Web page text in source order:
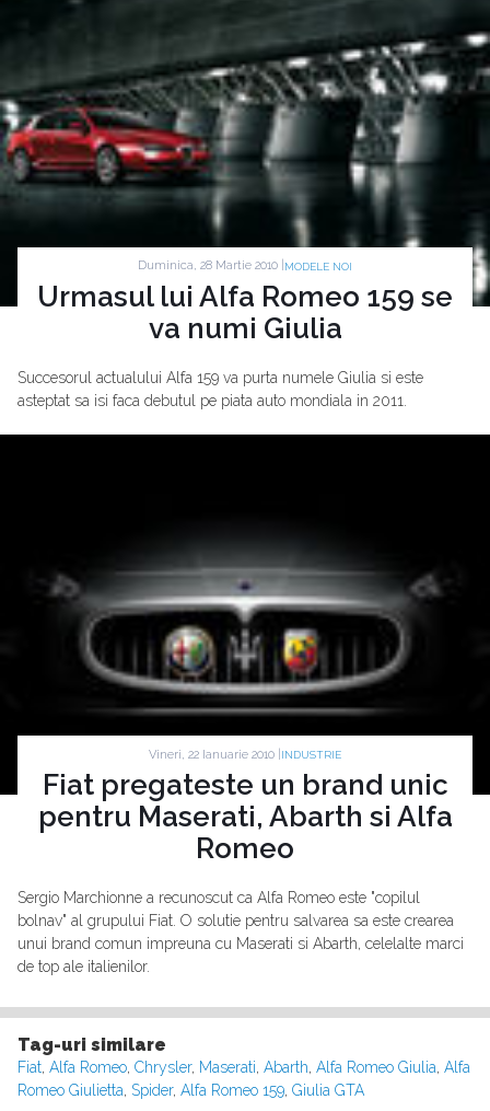
Duminica, 28 Martie 2010 | MODELE NOI
Urmasul lui Alfa Romeo 159 se
va numi Giulia
Succesorul actualului Alfa 159 va purta numele Giulia si este
asteptat sa isi faca debutul pe piata auto mondiala in 2011.
Vineri, 22 Ianuarie 2010 | INDUSTRIE
Fiat pregateste un brand unic
pentru Maserati, Abarth si Alfa
Romeo
Sergio Marchionne a recunoscut ca Alfa Romeo este "copilul
bolnav" al grupului Fiat. O solutie pentru salvarea sa este crearea
unui brand comun impreuna cu Maserati si Abarth, celelalte marci
de top ale italienilor.
Tag-uri similare
Fiat, Alfa Romeo, Chrysler, Maserati, Abarth, Alfa Romeo Giulia, Alfa
Romeo Giulietta, Spider, Alfa Romeo 159, Giulia GTA